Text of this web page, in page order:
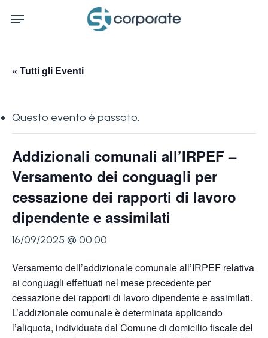
Menu
« Tutti gli Eventi
Questo evento è passato.
Addizionali comunali all’IRPEF –
Versamento dei conguagli per
cessazione dei rapporti di lavoro
dipendente e assimilati
16/09/2025 @ 00:00
Versamento dell’addizionale comunale all’IRPEF relativa
ai conguagli effettuati nel mese precedente per
cessazione dei rapporti di lavoro dipendente e assimilati.
L’addizionale comunale è determinata applicando
l’aliquota, individuata dal Comune di domicilio fiscale del